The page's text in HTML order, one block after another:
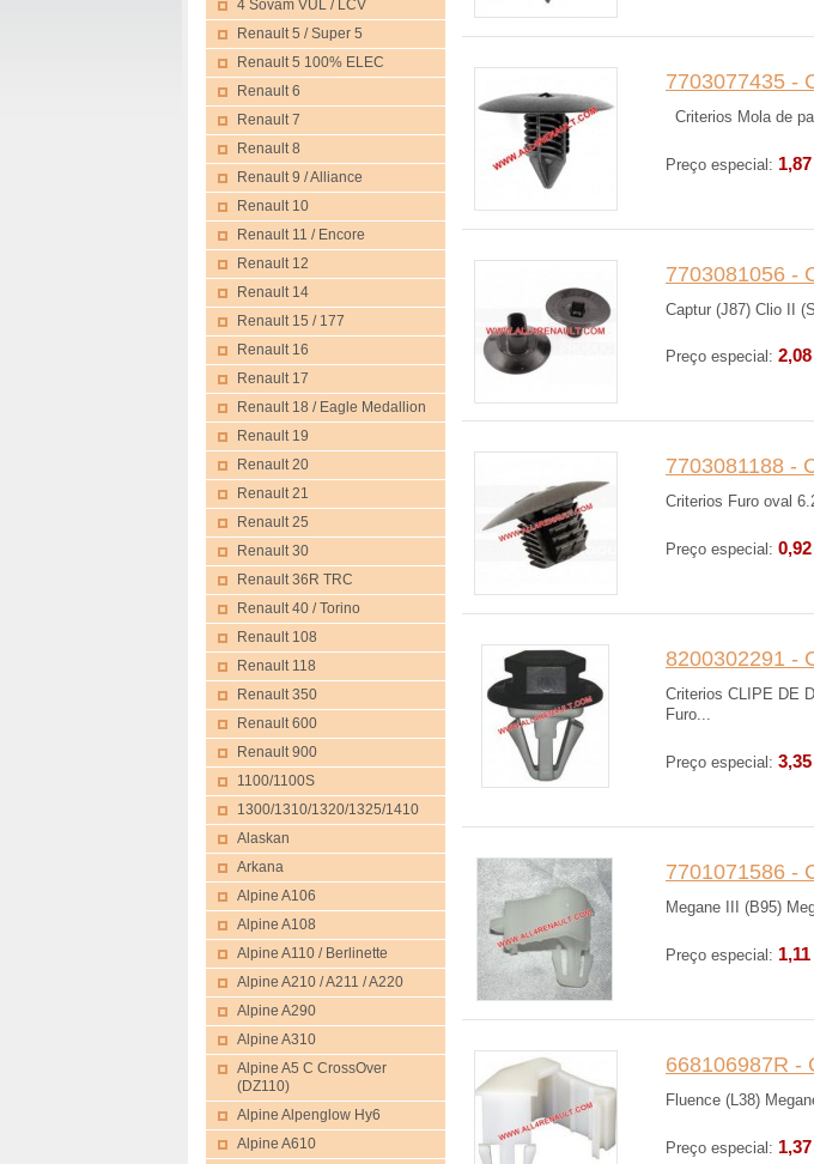
7703077435 -
Criterios Mola de
Preço especial:
7703081056 -
Captur (J87) Clio II
Preço especial:
7703081188 -
Criterios Furo oval
Preço especial:
8200302291 -
Criterios CLIPE DE
Furo...
Preço especial:
7701071586 -
Megane III (B95)
Preço especial:
668106987R -
Fluence (L38)
Preço especial:
4 Sovam VUL / LCV
Renault 5 / Super 5
Renault 5 100% ELEC
Renault 6
Renault 7
Renault 8
Renault 9 / Alliance
Renault 10
Renault 11 / Encore
Renault 12
Renault 14
Renault 15 / 177
Renault 16
Renault 17
Renault 18 / Eagle Medallion
Renault 19
Renault 20
Renault 21
Renault 25
Renault 30
Renault 36R TRC
Renault 40 / Torino
Renault 108
Renault 118
Renault 350
Renault 600
Renault 900
1100/1100S
1300/1310/1320/1325/1410
Alaskan
Arkana
Alpine A106
Alpine A108
Alpine A110 / Berlinette
Alpine A210 / A211 / A220
Alpine A290
Alpine A310
Alpine A5 C CrossOver
(DZ110)
Alpine Alpenglow Hy6
Alpine A610